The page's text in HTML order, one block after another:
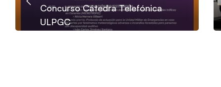
Concurso Cátedra Telefónica
ULPGC